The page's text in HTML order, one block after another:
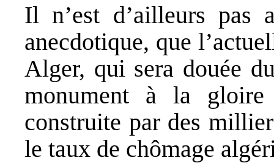
Il n’est d’ailleurs pas
anecdotique, que
Alger, qui sera douée
monument à la gloire
construite par des
le taux de chômage